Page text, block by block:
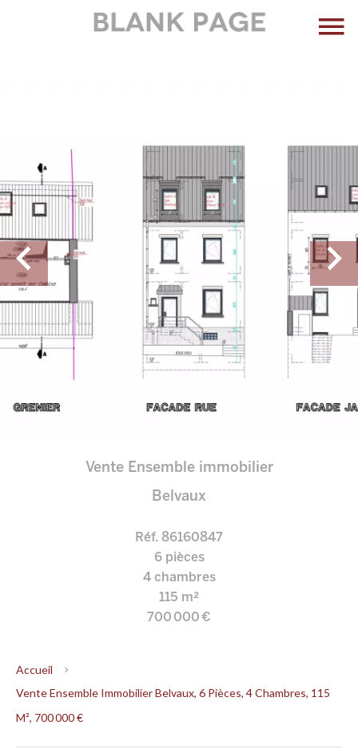
Vente Ensemble immobilier
Belvaux
Réf. 86160847
6 pièces
4 chambres
115 m²
700 000 €
Accueil
Vente Ensemble Immobilier Belvaux, 6 Pièces, 4 Chambres, 115
M², 700 000 €